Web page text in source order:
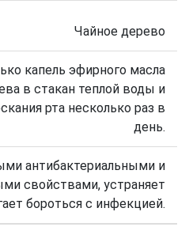
Чайное дерево
капель эфирного масла
в стакан теплой воды и
рта несколько раз в
день.
антибактериальными и
свойствами, устраняет
бороться с инфекцией.